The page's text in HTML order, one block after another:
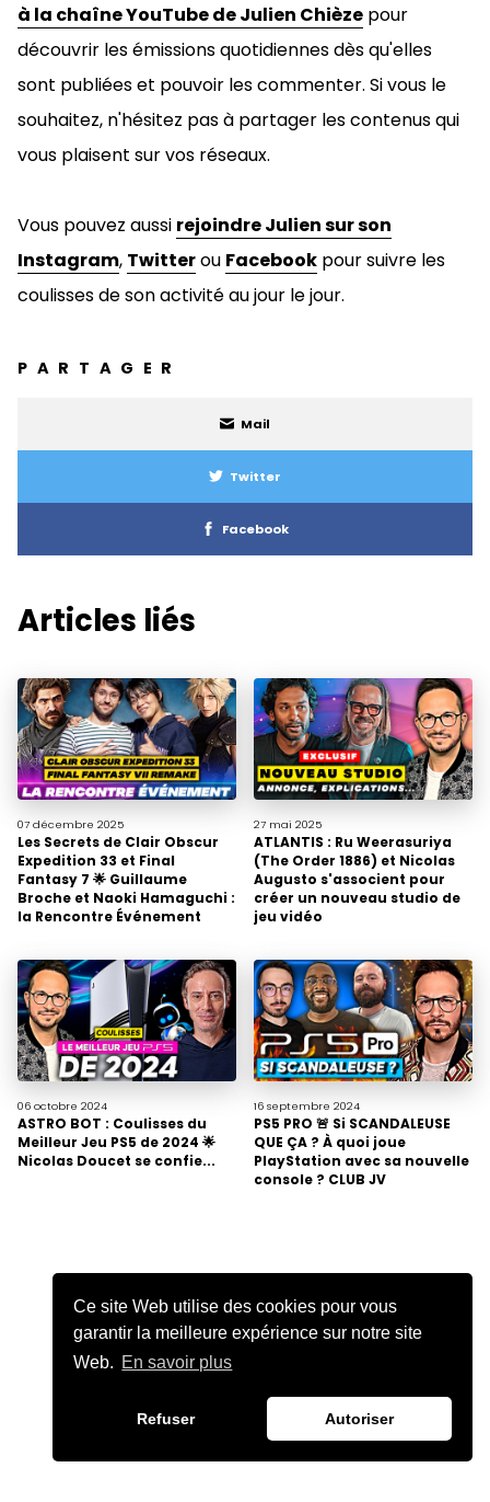
Ce site Web utilise des cookies pour vous
garantir la meilleure expérience sur notre site
Web. En savoir plus
Refuser Autoriser
à la chaîne YouTube de Julien Chièze pour
découvrir les émissions quotidiennes dès qu'elles
sont publiées et pouvoir les commenter. Si vous le
souhaitez, n'hésitez pas à partager les contenus qui
vous plaisent sur vos réseaux.
Vous pouvez aussi rejoindre Julien sur son
Instagram, Twitterou Facebook pour suivre les
coulisses de son activité au jour le jour.
PARTAGER
Mail
Twitter
Facebook
Articles liés
07 décembre 2025
Les Secrets de Clair Obscur
Expedition 33 et Final
Fantasy 7 🌟 Guillaume
Broche et Naoki Hamaguchi :
la Rencontre Événement
27 mai 2025
ATLANTIS : Ru Weerasuriya
(The Order 1886) et Nicolas
Augusto s'associent pour
créer un nouveau studio de
jeu vidéo
06 octobre 2024
ASTRO BOT : Coulisses du
Meilleur Jeu PS5 de 2024 🌟
Nicolas Doucet se confie...
16 septembre 2024
PS5 PRO 🚨 Si SCANDALEUSE
QUE ÇA ? À quoi joue
PlayStation avec sa nouvelle
console ? CLUB JV